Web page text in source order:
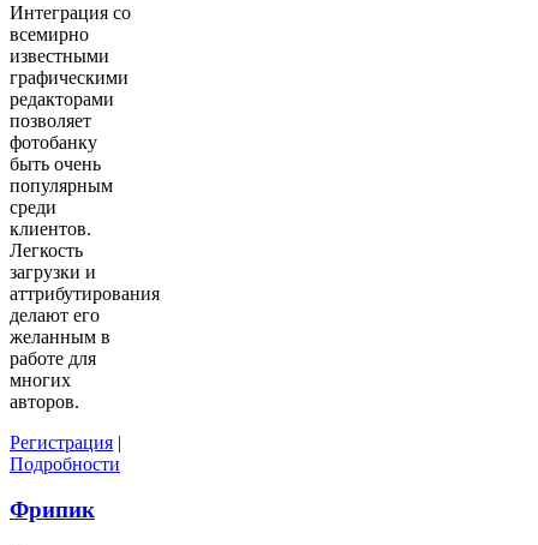
Интеграция со
всемирно
известными
графическими
редакторами
позволяет
фотобанку
быть очень
популярным
среди
клиентов.
Легкость
загрузки и
аттрибутирования
делают его
желанным в
работе для
многих
авторов.
Регистрация |
Подробности
Фрипик